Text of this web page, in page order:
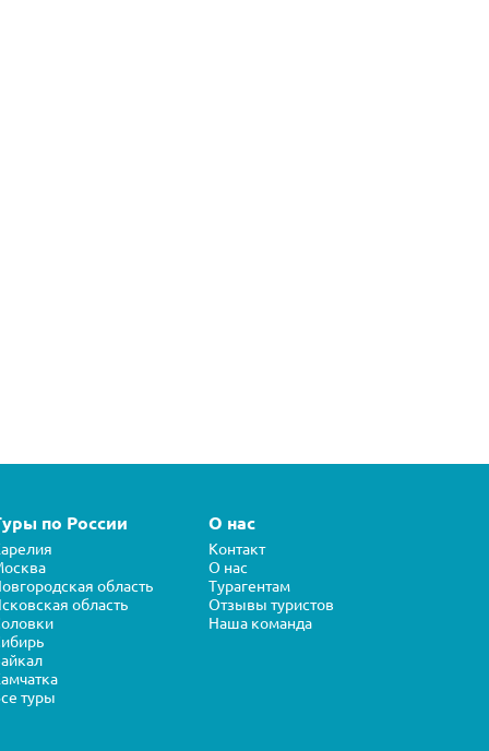
по России
область
область
туры
О нас
Контакт
О нас
Турагентам
Отзывы туристов
Наша команда